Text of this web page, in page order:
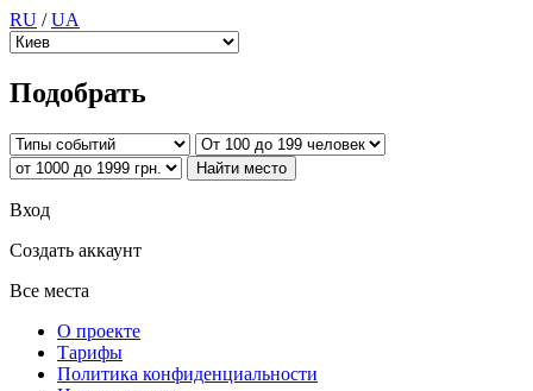
RU /UA
Подобрать
Вход
Создать аккаунт
Все места
О проекте
Тарифы
Политика конфиденциальности